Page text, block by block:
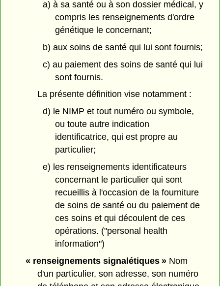
a) à sa santé ou à son dossier médical, y
compris les renseignements d'ordre
génétique le concernant;
b) aux soins de santé qui lui sont fournis;
c) au paiement des soins de santé qui lui
sont fournis.
La présente définition vise notamment :
d) le NIMP et tout numéro ou symbole,
ou toute autre indication
identificatrice, qui est propre au
particulier;
e) les renseignements identificateurs
concernant le particulier qui sont
recueillis à l'occasion de la fourniture
de soins de santé ou du paiement de
ces soins et qui découlent de ces
opérations. ("personal health
information")
« renseignements signalétiques »Nom
d'un particulier, son adresse, son numéro